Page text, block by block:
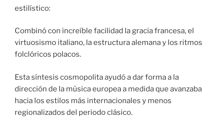
estilístico:
Combinó con increíble facilidad la gracia francesa, el
virtuosismo italiano, la estructura alemana y los ritmos
folclóricos polacos.
Esta síntesis cosmopolita ayudó a dar forma a la
dirección de la música europea a medida que avanzaba
hacia los estilos más internacionales y menos
regionalizados del periodo clásico.